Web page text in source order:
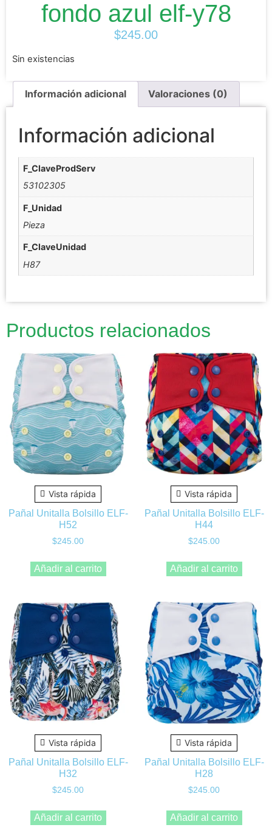
fondo azul elf-y78
$245.00
Sin existencias
Información adicional Valoraciones (0)
Información adicional
F_ClaveProdServ
53102305
F_Unidad
Pieza
F_ClaveUnidad
H87
Productos relacionados
Vista rápida
Pañal Unitalla Bolsillo ELF-
H52
$245.00
Añadir al carrito
Vista rápida
Pañal Unitalla Bolsillo ELF-
H44
$245.00
Añadir al carrito
Vista rápida
Pañal Unitalla Bolsillo ELF-
H32
$245.00
Añadir al carrito
Vista rápida
Pañal Unitalla Bolsillo ELF-
H28
$245.00
Añadir al carrito